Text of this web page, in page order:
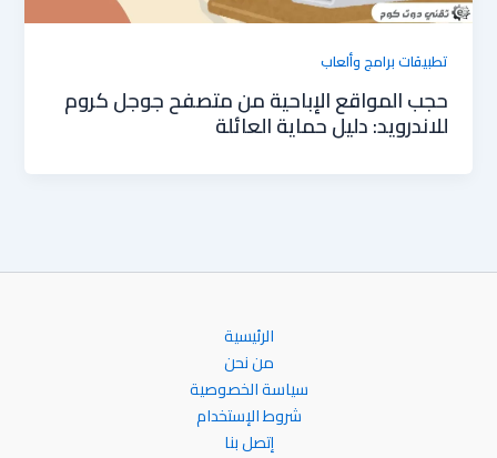
تطبيقات برامج وألعاب
حجب المواقع الإباحية من متصفح جوجل كروم
للاندرويد: دليل حماية العائلة
الرئيسية
من نحن
سياسة الخصوصية
شروط الإستخدام
إتصل بنا